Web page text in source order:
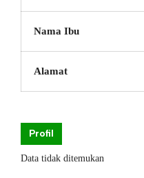
Nama Ibu
Alamat
Profil
Data tidak ditemukan